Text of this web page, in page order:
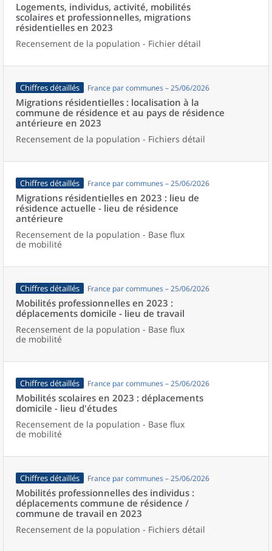
Logements, individus, activité, mobilités
scolaires et professionnelles, migrations
résidentielles en 2023
Recensement de la population - Fichier détail
Chiffres détaillés France par communes – 25/06/2026
Migrations résidentielles : localisation à la
commune de résidence et au pays de résidence
antérieure en 2023
Recensement de la population - Fichiers détail
Chiffres détaillés France par communes – 25/06/2026
Migrations résidentielles en 2023 : lieu de
résidence actuelle - lieu de résidence
antérieure
Recensement de la population - Base flux
de mobilité
Chiffres détaillés France par communes – 25/06/2026
Mobilités professionnelles en 2023 :
déplacements domicile - lieu de travail
Recensement de la population - Base flux
de mobilité
Chiffres détaillés France par communes – 25/06/2026
Mobilités scolaires en 2023 : déplacements
domicile - lieu d'études
Recensement de la population - Base flux
de mobilité
Chiffres détaillés France par communes – 25/06/2026
Mobilités professionnelles des individus :
déplacements commune de résidence /
commune de travail en 2023
Recensement de la population - Fichiers détail